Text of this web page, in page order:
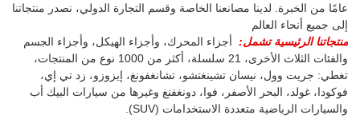
عامًا من الخبرة. لدينا مصانعنا الخاصة وقسم التجارة الدولي، نصدر منتجاتنا
إلى جميع أنحاء العالم
منتجاتنا الرئيسية تشمل: أجزاء المحرك، وأجزاء الهيكل، وأجزاء الجسم
والفئات الثلاث الأخرى، 21 سلسلة، أكثر من 1000 نوع من المنتجات،
تغطي: جريت وول، نيسان تشينغتشو، تشانغفونغ، إيزوزو، زد تي إي،
فوكودا، غولد، البحر الأصفر، فوا، دونغفنغ وغيرها من سيارات البيك أب
والسيارات الرياضية متعددة الاستخدامات (SUV).